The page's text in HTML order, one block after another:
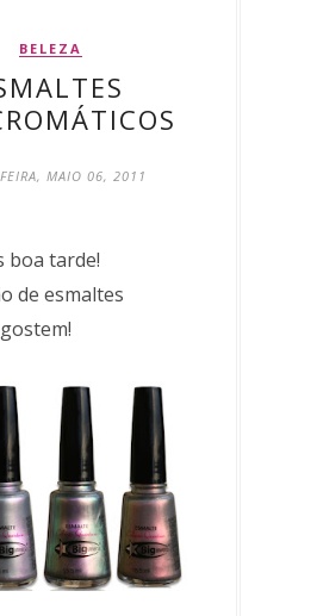
BELEZA
FEIRA, MAIO 06, 2011
boa tarde!
de esmaltes